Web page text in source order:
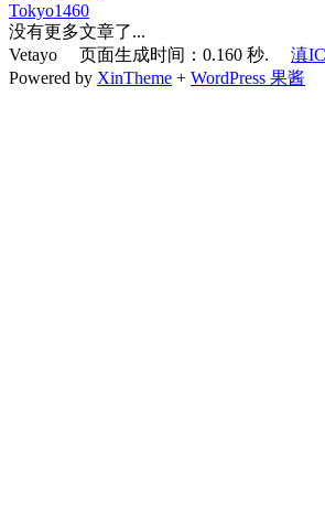
Tokyo1460
没有更多文章了...
Vetayo 页面生成时间：0.160 秒. 滇
Powered by XinTheme + WordPress 果酱